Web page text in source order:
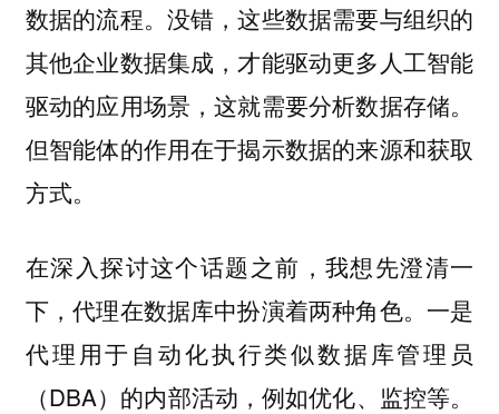
数据的流程。没错，这些数据需要与组织的
其他企业数据集成，才能驱动更多人工智能
驱动的应用场景，这就需要分析数据存储。
但智能体的作用在于揭示数据的来源和获取
方式。
在深入探讨这个话题之前，我想先澄清一
下，代理在数据库中扮演着两种角色。一是
代理用于自动化执行类似数据库管理员
（DBA）的内部活动，例如优化、监控等。